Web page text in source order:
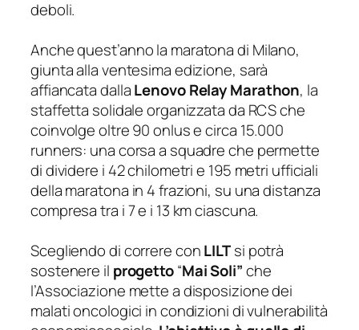
deboli.
Anche quest’anno la maratona di Milano,
giunta alla ventesima edizione, sarà
affiancata dallaLenovo Relay Marathon, la
staffetta solidale organizzata da RCS che
coinvolge oltre 90 onlus e circa 15.000
runners: una corsa a squadre che permette
di dividere i 42 chilometri e 195 metri ufficiali
della maratona in 4 frazioni, su una distanza
compresa tra i 7 e i 13 km ciascuna.
Scegliendo di correre conLILTsi potrà
sostenere il progetto“Mai Soli”che
l’Associazione mette a disposizione dei
malati oncologici in condizioni di vulnerabilità